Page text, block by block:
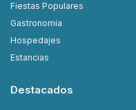
Fiestas Populares
Gastronomía
Hospedajes
Estancias
Destacados